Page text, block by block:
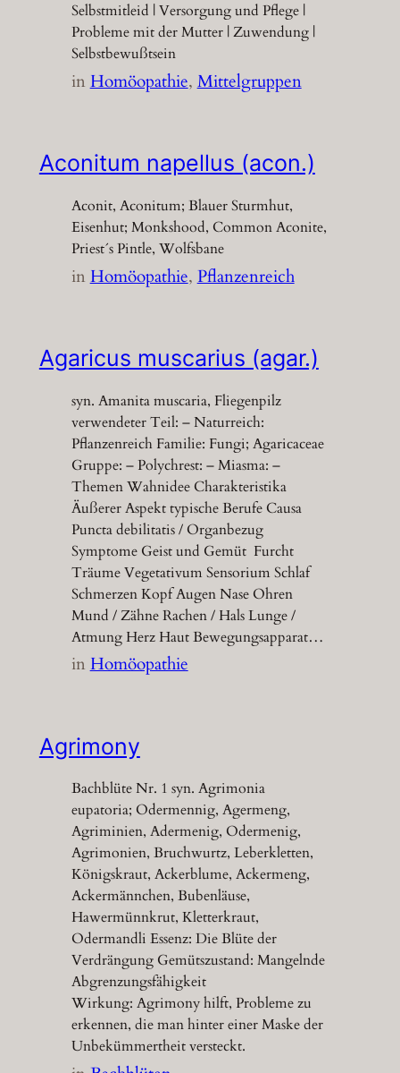
Selbstmitleid | Versorgung und Pflege |
Probleme mit der Mutter | Zuwendung |
Selbstbewußtsein
inHomöopathie, Mittelgruppen
Aconitum napellus (acon.)
Aconit, Aconitum; Blauer Sturmhut,
Eisenhut; Monkshood, Common Aconite,
Priest´s Pintle, Wolfsbane
inHomöopathie, Pflanzenreich
Agaricus muscarius (agar.)
syn. Amanita muscaria, Fliegenpilz
verwendeter Teil: – Naturreich:
Pflanzenreich Familie: Fungi; Agaricaceae
Gruppe: – Polychrest: – Miasma: –
Themen Wahnidee Charakteristika
Äußerer Aspekt typische Berufe Causa
Puncta debilitatis / Organbezug
Symptome Geist und Gemüt Furcht
Träume Vegetativum Sensorium Schlaf
Schmerzen Kopf Augen Nase Ohren
Mund / Zähne Rachen / Hals Lunge /
Atmung Herz Haut Bewegungsapparat…
inHomöopathie
Agrimony
Bachblüte Nr. 1 syn. Agrimonia
eupatoria; Odermennig, Agermeng,
Agriminien, Adermenig, Odermenig,
Agrimonien, Bruchwurtz, Leberkletten,
Königskraut, Ackerblume, Ackermeng,
Ackermännchen, Bubenläuse,
Hawermünnkrut, Kletterkraut,
Odermandli Essenz: Die Blüte der
Verdrängung Gemütszustand: Mangelnde
Abgrenzungsfähigkeit
Wirkung: Agrimony hilft, Probleme zu
erkennen, die man hinter einer Maske der
Unbekümmertheit versteckt.